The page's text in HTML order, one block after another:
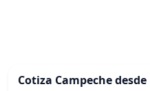
Cotiza Campeche